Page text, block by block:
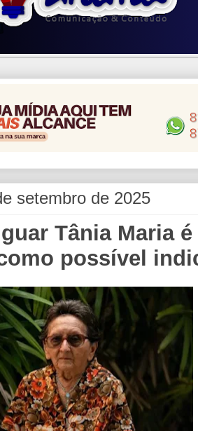
setembro de 2025
Tânia Maria
possível